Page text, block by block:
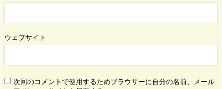
ウェブサイト
次回のコメントで使用するためブラウザーに自分の名前、メール